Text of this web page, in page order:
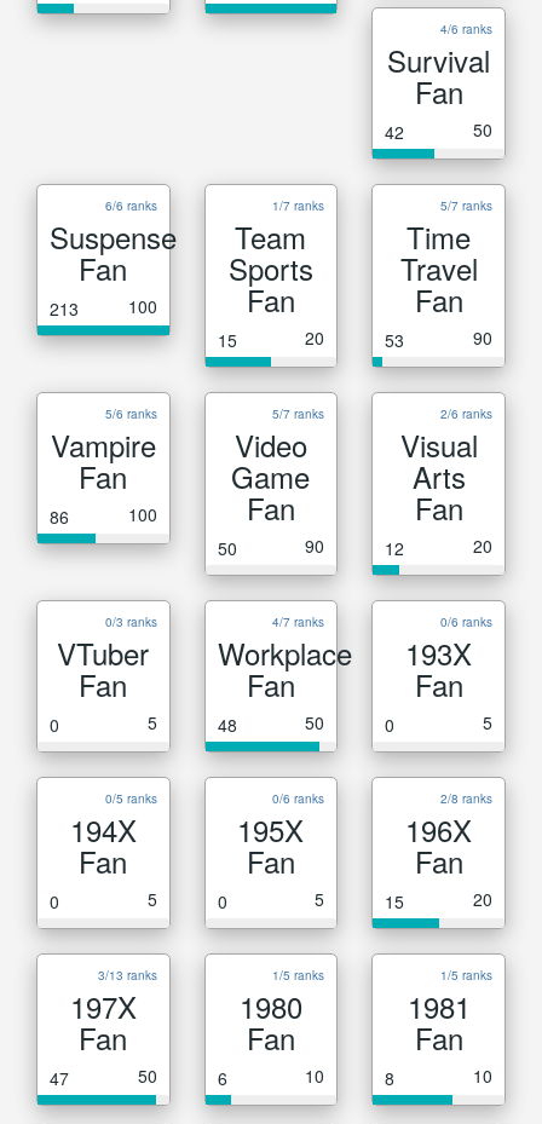
4/6 ranks
Survival
Fan
42 50
6/6 ranks
Suspense
Fan
213 100
1/7 ranks
Team
Sports
Fan
15 20
5/7 ranks
Time
Travel
Fan
53 90
5/6 ranks
Vampire
Fan
86 100
5/7 ranks
Video
Game
Fan
50 90
2/6 ranks
Visual
Arts
Fan
12 20
0/3 ranks
VTuber
Fan
0 5
4/7 ranks
Workplace
Fan
48 50
0/6 ranks
193X
Fan
0 5
0/5 ranks
194X
Fan
0 5
0/6 ranks
195X
Fan
0 5
2/8 ranks
196X
Fan
15 20
3/13 ranks
197X
Fan
47 50
1/5 ranks
1980
Fan
6 10
1/5 ranks
1981
Fan
8 10